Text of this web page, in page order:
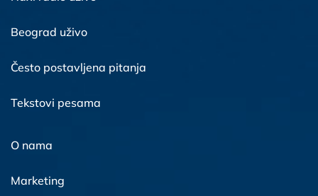
Beograd uživo
Često postavljena pitanja
Tekstovi pesama
O nama
Marketing